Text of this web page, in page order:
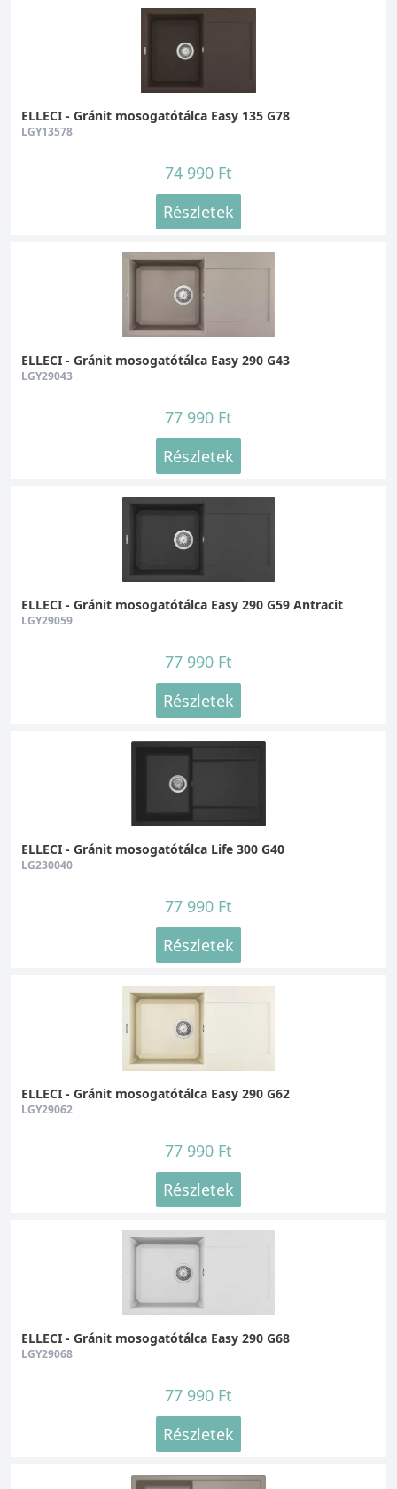
ELLECI - Gránit mosogatótálca Easy 135 G78
LGY13578
74 990 Ft
Részletek
ELLECI - Gránit mosogatótálca Easy 290 G43
LGY29043
77 990 Ft
Részletek
ELLECI - Gránit mosogatótálca Easy 290 G59 Antracit
LGY29059
77 990 Ft
Részletek
ELLECI - Gránit mosogatótálca Life 300 G40
LG230040
77 990 Ft
Részletek
ELLECI - Gránit mosogatótálca Easy 290 G62
LGY29062
77 990 Ft
Részletek
ELLECI - Gránit mosogatótálca Easy 290 G68
LGY29068
77 990 Ft
Részletek